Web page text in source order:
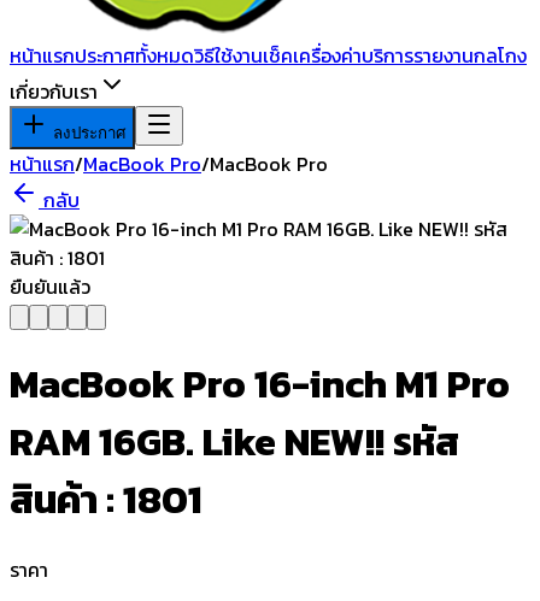
หน้าแรกประกาศทั้งหมดวิธีใช้งานเช็คเครื่องค่าบริการรายงานกลโกง
เกี่ยวกับเรา
ลงประกาศ
หน้าแรก/MacBook Pro/MacBook Pro
กลับ
ยืนยันแล้ว
MacBook Pro 16-inch M1 Pro
RAM 16GB. Like NEW!! รหัส
สินค้า : 1801
ราคา